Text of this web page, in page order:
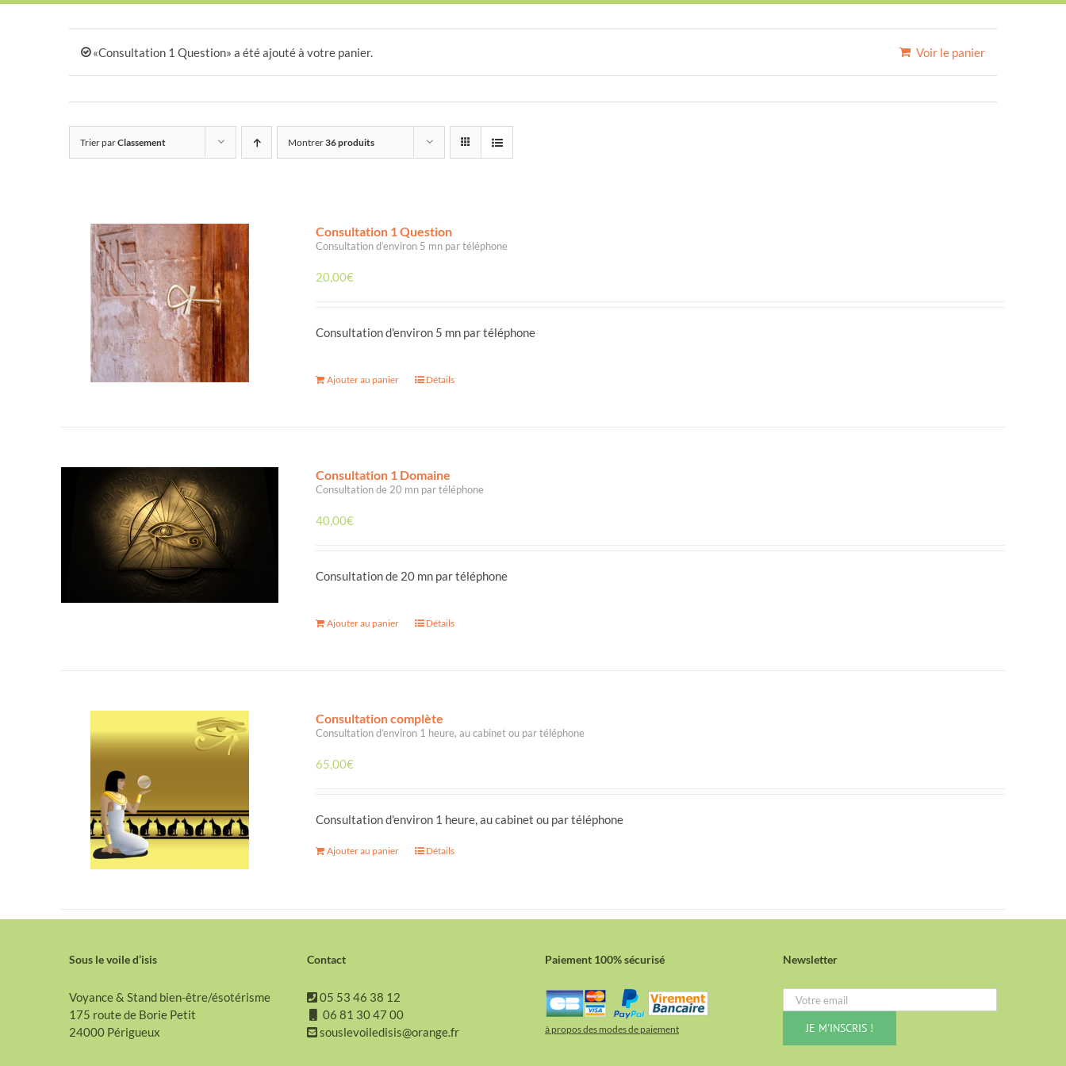
«Consultation 1 Question» a été ajouté à votre panier. Voir le panier
Trier parClassement Montrer36 produits
Consultation 1 Question
Consultation d’environ 5 mn par téléphone
20,00€
Consultation d'environ 5 mn par téléphone
Ajouter au panier Détails
Consultation 1 Domaine
Consultation de 20 mn par téléphone
40,00€
Consultation de 20 mn par téléphone
Ajouter au panier Détails
Consultation complète
Consultation d’environ 1 heure, au cabinet ou par téléphone
65,00€
Consultation d'environ 1 heure, au cabinet ou par téléphone
Ajouter au panier Détails
Sous le voile d’isis
Voyance & Stand bien-être/ésotérisme
175 route de Borie Petit
24000 Périgueux
Contact
05 53 46 38 12
06 81 30 47 00
souslevoiledisis@orange.fr
Paiement 100% sécurisé
à propos des modes de paiement
Newsletter